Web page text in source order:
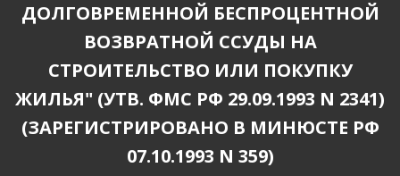
ДОЛГОВРЕМЕННОЙ БЕСПРОЦЕНТНОЙ
ВОЗВРАТНОЙ ССУДЫ НА
СТРОИТЕЛЬСТВО ИЛИ ПОКУПКУ
ЖИЛЬЯ" (УТВ. ФМС РФ 29.09.1993 N 2341)
(ЗАРЕГИСТРИРОВАНО В МИНЮСТЕ РФ
07.10.1993 N 359)